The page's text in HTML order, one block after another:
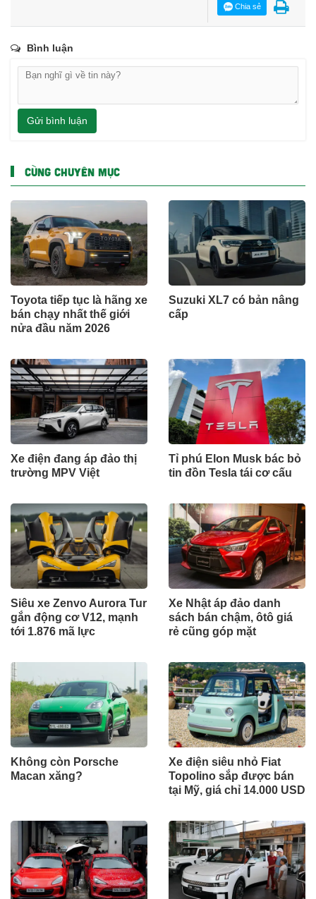
Chia sẻ
Bình luận
Gửi bình luận
CÙNG CHUYÊN MỤC
Toyota tiếp tục là hãng xe
bán chạy nhất thế giới
nửa đầu năm 2026
Suzuki XL7 có bản nâng
cấp
Xe điện đang áp đảo thị
trường MPV Việt
Tỉ phú Elon Musk bác bỏ
tin đồn Tesla tái cơ cấu
Siêu xe Zenvo Aurora Tur
gắn động cơ V12, mạnh
tới 1.876 mã lực
Xe Nhật áp đảo danh
sách bán chậm, ôtô giá
rẻ cũng góp mặt
Không còn Porsche
Macan xăng?
Xe điện siêu nhỏ Fiat
Topolino sắp được bán
tại Mỹ, giá chỉ 14.000 USD